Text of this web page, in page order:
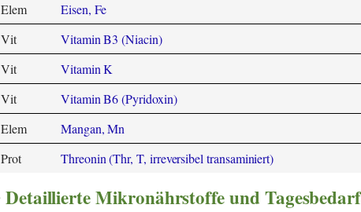
Elem
Eisen, Fe
Vit
Vitamin B3 (Niacin)
Vit
Vitamin K
Vit
Vitamin B6 (Pyridoxin)
Elem
Mangan, Mn
Prot
Threonin (Thr, T, irreversibel transaminiert)
Detaillierte Mikronährstoffe und